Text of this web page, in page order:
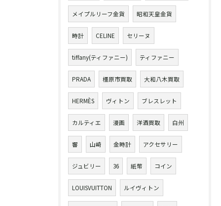
メイプルリーフ金貨 昭和天皇金貨
時計 CELINE セリーヌ
tiffany(ティファニー) ティファニー
PRADA 橿原市買取 大和八木買取
HERMÈS ヴィトン ブレスレット
カルティエ 漫画 洋酒買取 白州
響 山崎 金時計 アクセサリー
ジュビリー 36 紙幣 コイン
LOUISVUITTON ルイヴィトン